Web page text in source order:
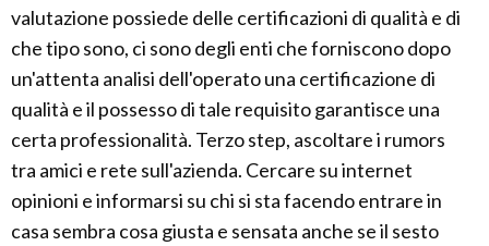
valutazione possiede delle certificazioni di qualità e di
che tipo sono, ci sono degli enti che forniscono dopo
un'attenta analisi dell'operato una certificazione di
qualità e il possesso di tale requisito garantisce una
certa professionalità. Terzo step, ascoltare i rumors
tra amici e rete sull'azienda. Cercare su internet
opinioni e informarsi su chi si sta facendo entrare in
casa sembra cosa giusta e sensata anche se il sesto